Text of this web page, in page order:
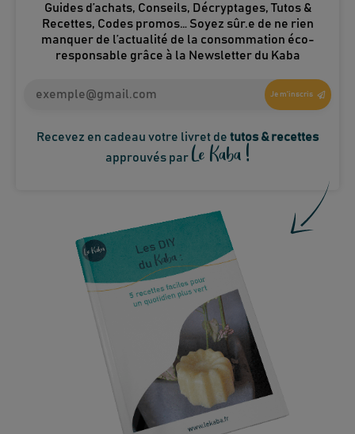
Guides d’achats, Conseils, Décryptages, Tutos &
Recettes, Codes promos… Soyez sûr.e de ne rien
manquer de l’actualité de la consommation éco-
responsable grâce à la Newsletter du Kaba
Je m'inscris
Recevez en cadeau votre livret de tutos & recettes
approuvés par Le Kaba !